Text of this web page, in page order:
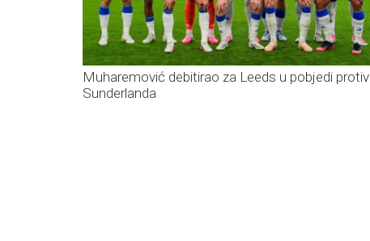
Muharemović debitirao za Leeds u pobjedi protiv
Sunderlanda